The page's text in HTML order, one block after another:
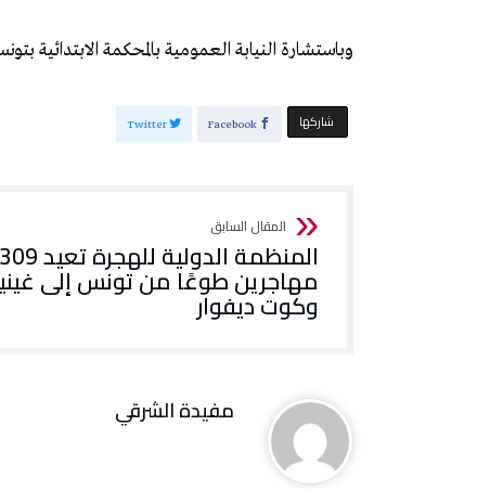
وباستشارة النيابة العمومية بالمحكمة
‫‫ شاركها‬ Facebook
Twitter
المنظمة الدولية للهجرة تعيد 309
مهاجرين طوعًا من تونس إلى
وكوت ديفوار
مفيدة الشرقي